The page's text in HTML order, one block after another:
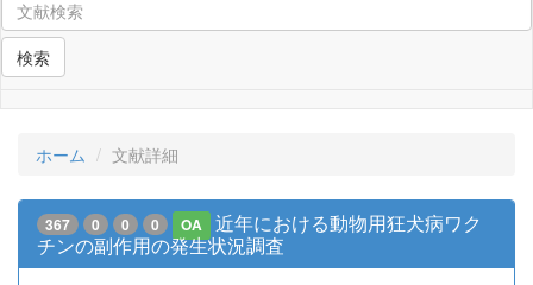
検索
ホーム 文献詳細
367 0 0 0 OA
近年における動物用狂犬病ワク
チンの副作用の発生状況調査